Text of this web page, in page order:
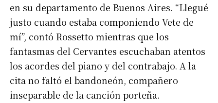
en su departamento de Buenos Aires. “Llegué
justo cuando estaba componiendo Vete de
mí”, contó Rossetto mientras que los
fantasmas del Cervantes escuchaban atentos
los acordes del piano y del contrabajo. A la
cita no faltó el bandoneón, compañero
inseparable de la canción porteña.